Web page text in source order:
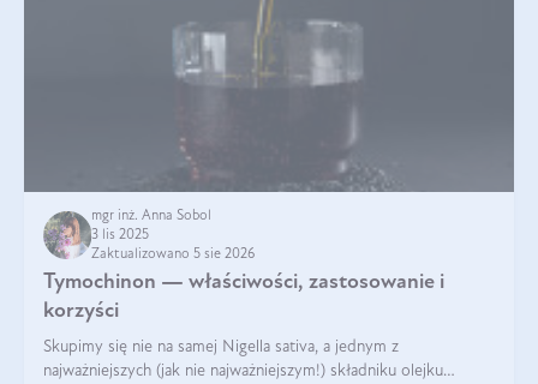
mgr inż. Anna Sobol
3 lis 2025
Zaktualizowano 5 sie 2026
Tymochinon — właściwości, zastosowanie i
korzyści
Skupimy się nie na samej Nigella sativa, a jednym z
najważniejszych (jak nie najważniejszym!) składniku olejku